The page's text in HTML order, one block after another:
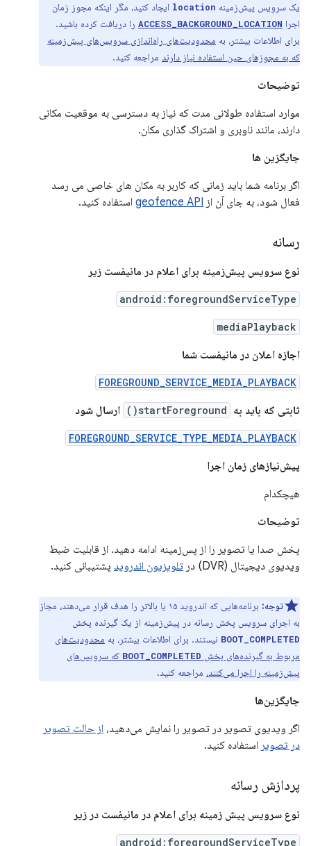
یک سرویس پیش‌زمینه location ایجاد کنید، مگر اینکه مجوز زمان
اجرا ACCESS_BACKGROUND_LOCATION را دریافت کرده باشید.
برای اطلاعات بیشتر، به محدودیت‌های راه‌اندازی سرویس‌های پیش‌زمینه
که به مجوزهای حین استفاده نیاز دارند مراجعه کنید.
توضیحات
موارد استفاده طولانی مدت که نیاز به دسترسی به موقعیت مکانی
دارند، مانند ناوبری و اشتراک گذاری مکان.
جایگزین ها
اگر برنامه شما باید زمانی که کاربر به مکان های خاصی می رسد
فعال شود، به جای آن از geofence API استفاده کنید.
رسانه
نوع سرویس پیش‌زمینه برای اعلام در مانیفست زیر
android:foregroundServiceType
mediaPlayback
اجازه اعلان در مانیفست شما
FOREGROUND_SERVICE_MEDIA_PLAYBACK
ثابتی که باید به startForeground() ارسال شود
FOREGROUND_SERVICE_TYPE_MEDIA_PLAYBACK
پیش‌نیازهای زمان اجرا
هیچکدام
توضیحات
پخش صدا یا تصویر را از پس‌زمینه ادامه دهید. از قابلیت ضبط
ویدیوی دیجیتال (DVR) در
تلویزیون اندروید پشتیبانی کنید.
توجه:
برنامه‌هایی که اندروید ۱۵ یا بالاتر را هدف قرار می‌دهند، مجاز
به اجرای سرویس پخش رسانه در پیش‌زمینه از یک گیرنده پخش
BOOT_COMPLETED نیستند. برای اطلاعات بیشتر، به محدودیت‌های
مربوط به گیرنده‌های پخش BOOT_COMPLETED که سرویس‌های
پیش‌زمینه را اجرا می‌کنند، مراجعه کنید.
جایگزین‌ها
اگر ویدیوی تصویر در تصویر را نمایش می‌دهید، از حالت تصویر
در تصویر استفاده کنید.
پردازش رسانه
نوع سرویس پیش زمینه برای اعلام در مانیفست در زیر
android:foregroundServiceType